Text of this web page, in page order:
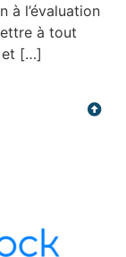
à l’évaluation
à tout
et […]